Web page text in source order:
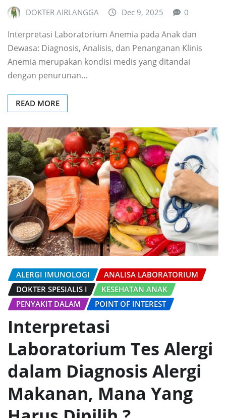
DOKTER AIRLANGGA Dec 9, 2025 0
Interpretasi Laboratorium Anemia pada Anak dan
Dewasa: Diagnosis, Analisis, dan Penanganan Klinis
Anemia merupakan kondisi medis yang ditandai
dengan penurunan…
READ MORE
ALERGI IMUNOLOGI
ANALISA LABORATORIUM
DOKTER SPESIALIS I
KESEHATAN ANAK
PENYAKIT DALAM
POINT OF INTEREST
Interpretasi
Laboratorium Tes Alergi
dalam Diagnosis Alergi
Makanan, Mana Yang